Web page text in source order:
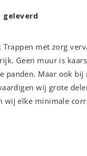
geleverd
met zorg
Geen muur is
panden. Maar ook
wij grote
wij elke minimale